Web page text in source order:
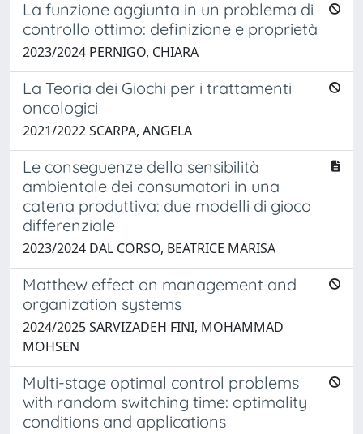
La funzione aggiunta in un problema di
controllo ottimo: definizione e proprietà
2023/2024 PERNIGO, CHIARA
La Teoria dei Giochi per i trattamenti
oncologici
2021/2022 SCARPA, ANGELA
Le conseguenze della sensibilità
ambientale dei consumatori in una
catena produttiva: due modelli di gioco
differenziale
2023/2024 DAL CORSO, BEATRICE MARISA
Matthew effect on management and
organization systems
2024/2025 SARVIZADEH FINI, MOHAMMAD
MOHSEN
Multi-stage optimal control problems
with random switching time: optimality
conditions and applications